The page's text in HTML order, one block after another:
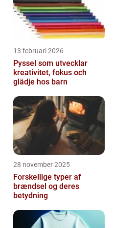
13 februari 2026
Pyssel som utvecklar
kreativitet, fokus och
glädje hos barn
28 november 2025
Forskellige typer af
brændsel og deres
betydning